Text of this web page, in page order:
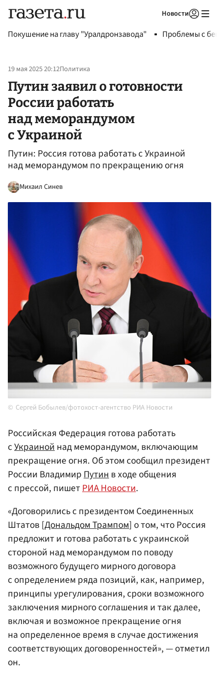
Новости
Покушение на главу "Уралдронзавода" Проблемы с
19 мая 2025 20:12Политика
Путин заявил о готовности
России работать
над меморандумом
с Украиной
Путин: Россия готова работать с Украиной
над меморандумом по прекращению огня
Михаил Синев
Сергей Бобылев/фотохост-агентство РИА Новости
Российская Федерация готова работать
сУкраинойнад меморандумом, включающим
прекращение огня. Об этом сообщил президент
России ВладимирПутинв ходе общения
с прессой, пишетРИА Новости.
«Договорились с президентом Соединенных
Штатов [Дональдом Трампом] о том, что Россия
предложит и готова работать с украинской
стороной над меморандумом по поводу
возможного будущего мирного договора
с определением ряда позиций, как, например,
принципы урегулирования, сроки возможного
заключения мирного соглашения и так далее,
включая и возможное прекращение огня
на определенное время в случае достижения
соответствующих договоренностей», — отметил
он.